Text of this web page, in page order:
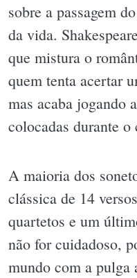
sobre a passagem
da vida.
que mistura o
quem tenta acertar
mas acaba jogando
colocadas durante o
A maioria dos
clássica de 14
quartetos e um
não for cuidadoso,
mundo com a pulga